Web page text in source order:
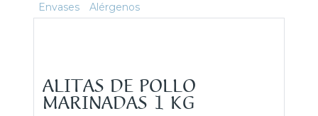
Envases
Alérgenos
ALITAS DE POLLO
MARINADAS 1 KG